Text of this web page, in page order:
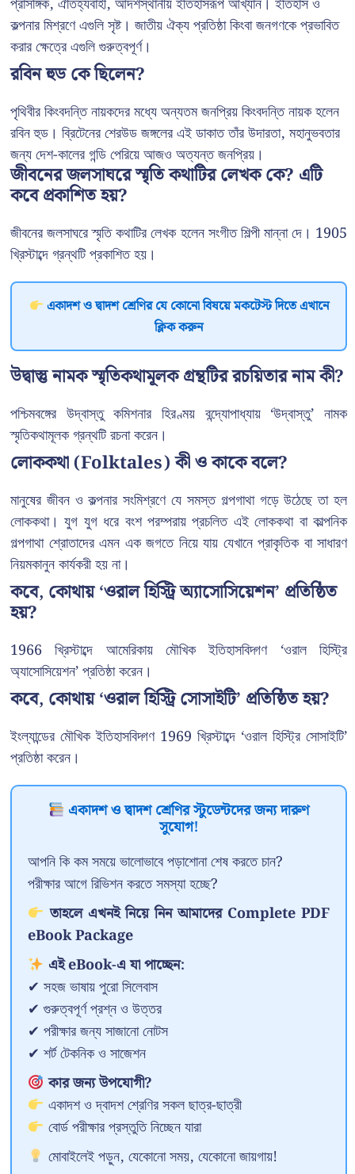
কল্পনার মিশ্রণে এগুলি সৃষ্ট। জাতীয় ঐক্য প্রতিষ্ঠা কিংবা জনগণকে প্রভাবিত
করার ক্ষেত্রে এগুলি গুরুত্বপূর্ণ।
রবিন হুড কে ছিলেন?
পৃথিবীর কিংবদন্তি নায়কদের মধ্যে অন্যতম জনপ্রিয় কিংবদন্তি নায়ক হলেন
রবিন হুড। ব্রিটেনের শেরউড জঙ্গলের এই ডাকাত তাঁর উদারতা, মহানুভবতার
জন্য দেশ-কালের গন্ডি পেরিয়ে আজও অত্যন্ত জনপ্রিয়।
জীবনের জলসাঘরে স্মৃতি কথাটির লেখক কে? এটি
কবে প্রকাশিত হয়?
জীবনের জলসাঘরে স্মৃতি কথাটির লেখক হলেন সংগীত শিল্পী মান্না দে। 1905
খ্রিস্টাব্দে গ্রন্থটি প্রকাশিত হয়।
একাদশ ও দ্বাদশ শ্রেণির যে কোনো বিষয়ে মকটেস্ট দিতে এখানে
ক্লিক করুন
উদ্বাস্তু নামক স্মৃতিকথামূলক গ্রন্থটির রচয়িতার নাম কী?
পশ্চিমবঙ্গের উদ্বাস্তু কমিশনার হিরণ্ময় বন্দ্যোপাধ্যায় ‘উদ্বাস্তু’ নামক
স্মৃতিকথামূলক গ্রন্থটি রচনা করেন।
লোককথা (Folktales) কী ও কাকে বলে?
মানুষের জীবন ও কল্পনার সংমিশ্রণে যে সমস্ত গল্পগাথা গড়ে উঠেছে তা হল
লোককথা। যুগ যুগ ধরে বংশ পরম্পরায় প্রচলিত এই লোককথা বা কাল্পনিক
গল্পগাথা শ্রোতাদের এমন এক জগতে নিয়ে যায় যেখানে প্রাকৃতিক বা সাধারণ
নিয়মকানুন কার্যকরী হয় না।
কবে, কোথায় ‘ওরাল হিস্ট্রি অ্যাসোসিয়েশন’ প্রতিষ্ঠিত
হয়?
1966 খ্রিস্টাব্দে আমেরিকায় মৌখিক ইতিহাসবিদ্গণ ‘ওরাল হিস্ট্রি
অ্যাসোসিয়েশন’ প্রতিষ্ঠা করেন।
কবে, কোথায় ‘ওরাল হিস্ট্রি সোসাইটি’ প্রতিষ্ঠিত হয়?
ইংল্যান্ডের মৌখিক ইতিহাসবিদ্গণ 1969 খ্রিস্টাব্দে ‘ওরাল হিস্ট্রি সোসাইটি’
প্রতিষ্ঠা করেন।
একাদশ ও দ্বাদশ শ্রেণির স্টুডেন্টদের জন্য দারুণ
সুযোগ!
আপনি কি কম সময়ে ভালোভাবে পড়াশোনা শেষ করতে চান?
পরীক্ষার আগে রিভিশন করতে সমস্যা হচ্ছে?
তাহলে এখনই নিয়ে নিন আমাদের Complete PDF
eBook Package
এই eBook-এ যা পাচ্ছেন:
✔ সহজ ভাষায় পুরো সিলেবাস
✔ গুরুত্বপূর্ণ প্রশ্ন ও উত্তর
✔ পরীক্ষার জন্য সাজানো নোটস
✔ শর্ট টেকনিক ও সাজেশন
কার জন্য উপযোগী?
একাদশ ও দ্বাদশ শ্রেণির সকল ছাত্র-ছাত্রী
বোর্ড পরীক্ষার প্রস্তুতি নিচ্ছেন যারা
মোবাইলেই পড়ুন, যেকোনো সময়, যেকোনো জায়গায়!